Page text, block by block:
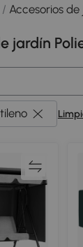
/ Accesorios
jardín